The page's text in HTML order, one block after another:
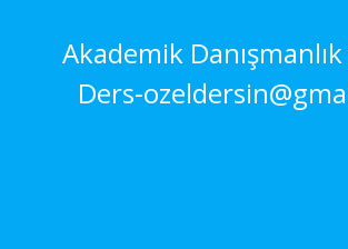
Akademik
Ders-